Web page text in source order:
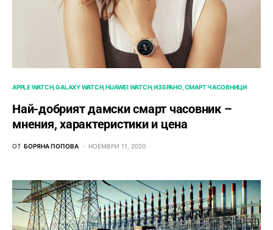
APPLE WATCH GALAXY WATCH HUAWEI WATCH ИЗБРАНО СМАРТ ЧАСОВНИЦИ
Най-добрият дамски смарт часовник –
мнения, характеристики и цена
ОТ БОРЯНА ПОПОВА НОЕМВРИ 11, 2020